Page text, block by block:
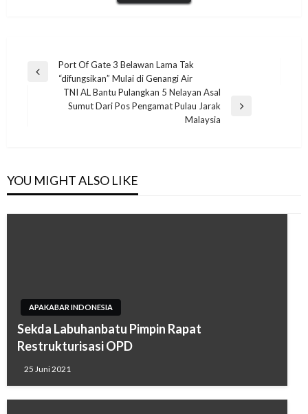
Navigasi
Previous
Port Of Gate 3 Belawan Lama Tak
“difungsikan” Mulai di Genangi Air
TNI AL Bantu Pulangkan 5 Nelayan Asal
Sumut Dari Pos Pengamat Pulau Jarak
Malaysia
YOU MIGHT ALSO LIKE
APAKABAR INDONESIA
Sekda Labuhanbatu Pimpin Rapat
Restrukturisasi OPD
25 Juni 2021